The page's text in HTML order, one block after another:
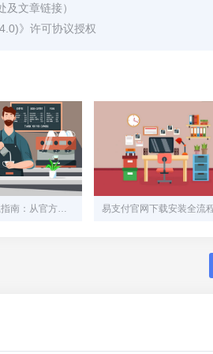
及文章链接）
》许可协议授权
易宝支付下载指南：从官方渠道到安全使用的深度解析